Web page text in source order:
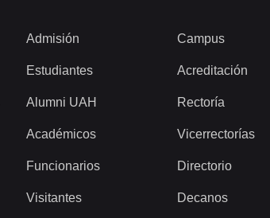
Admisión
Estudiantes
Alumni UAH
Académicos
Funcionarios
Visitantes
Campus
Acreditación
Rectoría
Vicerrectorías
Directorio
Decanos